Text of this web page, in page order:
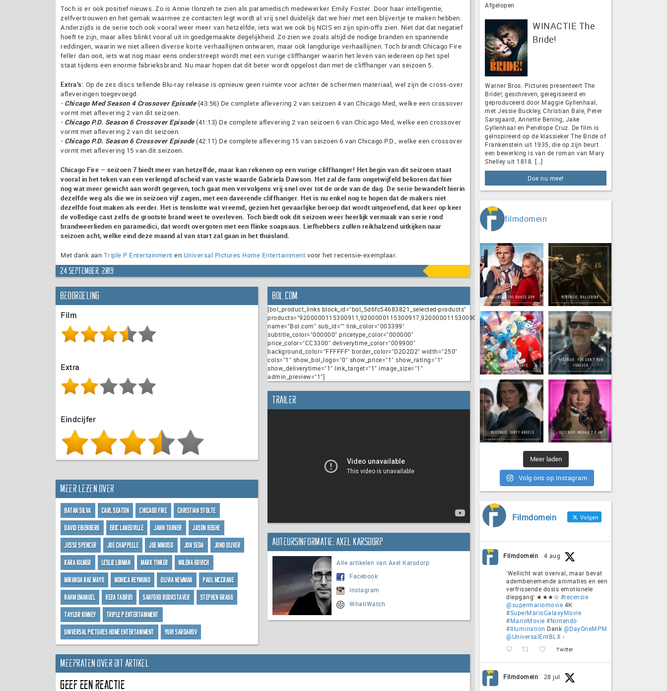
Toch is er ook positief nieuws. Zo is Annie Ilonzeh te zien als paramedisch medewerker Emily Foster. Door haar intelligentie,
zelfvertrouwen en het gemak waarmee ze contacten legt wordt al vrij snel duidelijk dat we hier met een blijvertje te maken hebben.
Anderzijds is de serie toch ook vooral weer meer van hetzelfde, iets wat we ook bij NCIS en zijn spin-offs zien. Niet dat dat negatief
hoeft te zijn, maar alles blinkt vooral uit in goedgemaakte degelijkheid. Zo zien we zoals altijd de nodige branden en spannende
reddingen, waarin we niet alleen diverse korte verhaallijnen ontwaren, maar ook langdurige verhaallijnen. Toch brandt Chicago Fire
feller dan ooit, iets wat nog maar eens onderstreept wordt met een vurige cliffhanger waarin het leven van iedereen op het spel
staat tijdens een enorme fabrieksbrand. Nu maar hopen dat dit beter wordt opgelost dan met de cliffhanger van seizoen 5.
Extra’s: Op de zes discs tellende Blu-ray release is opnieuw geen ruimte voor achter de schermen materiaal, wel zijn de cross-over
afleveringen toegevoegd.
· Chicago Med Season 4 Crossover Episode(43:56) De complete aflevering 2 van seizoen 4 van Chicago Med, welke een crossover
vormt met aflevering 2 van dit seizoen.
· Chicago P.D. Season 6 Crossover Episode(41:13) De complete aflevering 2 van seizoen 6 van Chicago Med, welke een crossover
vormt met aflevering 2 van dit seizoen.
· Chicago P.D. Season 6 Crossover Episode(42:11) De complete aflevering 15 van seizoen 6 van Chicago P.D., welke een crossover
vormt met aflevering 15 van dit seizoen.
Chicago Fire – seizoen 7 biedt meer van hetzelfde, maar kan rekenen op een vurige cliffhanger! Het begin van dit seizoen staat
vooral in het teken van een verlengd afscheid van vaste waarde Gabriela Dawson. Het zal de fans ongetwijfeld bekoren dat hier
nog wat meer gewicht aan wordt gegeven, toch gaat men vervolgens vrij snel over tot de orde van de dag. De serie bewandelt hierin
dezelfde weg als die we in seizoen vijf zagen, met een daverende cliffhanger. Het is nu enkel nog te hopen dat de makers niet
dezelfde fout maken als eerder. Het is tenslotte wat vreemd, gezien het gevaarlijke beroep dat wordt uitgeoefend, dat keer op keer
de volledige cast zelfs de grootste brand weet te overleven. Toch biedt ook dit seizoen weer heerlijk vermaak van serie rond
brandweerlieden en paramedici, dat wordt overgoten met een flinke soapsaus. Liefhebbers zullen reikhalzend uitkijken naar
seizoen acht, welke eind deze maand al van start zal gaan in het thuisland.
Met dank aan Triple P Entertainment en Universal Pictures Home Entertainment voor het recensie-exemplaar.
24 september, 2019
Beoordeling
Film
Extra
Eindcijfer
Bol.com
[bol_product_links block_id="bol_5d6fc54683821_selected-products"
products="9200000115300911,9200000115300917,9200000115300909,9200000097060225,9200000097060229"
name="Bol.com" sub_id="" link_color="003399"
subtitle_color="000000" pricetype_color="000000"
price_color="CC3300" deliverytime_color="009900"
background_color="FFFFFF" border_color="D2D2D2" width="250"
cols="1" show_bol_logo="0" show_price="1" show_rating="1"
show_deliverytime="1" link_target="1" image_size="1"
admin_preview="1"]
Trailer
Meer lezen over
Batan Silva Carl Seaton Chicago Fire Christian Stolte
David Eigenberg Eric Laneuville Jann Turner Jason Beghe
Jesse Spencer Joe Chappelle Joe Minoso Jon Seda Jono Oliver
Kara Kilmer Leslie Libman Mark Tinker Milena Govich
Miranda Rae Mayo Monica Reymund Olivia Newman Paul McCrane
Rahm Emanuel Reza Tabrizi Sanford Bookstaver Stephen Gragg
Taylor Kinney Triple P Entertainment
Universal Pictures Home Entertainment Yuri Sardarov
Auteursinformatie: Axel Karsdorp
Alle artikelen van Axel Karsdorp
Facebook
Instagram
WhatiWatch
Meepraten over dit artikel
Geef een reactie
Afgelopen
WINACTIE The
Bride!
Warner Bros. Pictures presenteert The
Bride!, geschreven, geregisseerd en
geproduceerd door Maggie Gyllenhaal,
met Jessie Buckley, Christian Bale, Peter
Sarsgaard, Annette Bening, Jake
Gyllenhaal en Penélope Cruz. De film is
geïnspireerd op de klassieker The Bride of
Frankenstein uit 1935, die op zijn beurt
een bewerking is van de roman van Mary
Shelley uit 1818. […]
Doe nu mee!
filmdomein
Meer laden
Volg ons op Instagram
Filmdomein Volgen
Filmdomein 4 aug
'Wellicht wat overval, maar bevat
adembenemende animaties en een
verfrissende dosis emotionele
diepgang' ★★★✩ #recensie
@supermariomovie 4K
#SuperMarioGalaxyMovie
#MarioMovie #Nintendo
#Illumination Dank @DayOneMPM
@UniversalEntBLX -
Twitter
Filmdomein 28 jul